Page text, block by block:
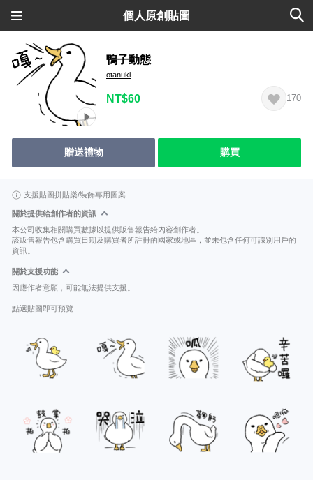
個人原創貼圖
鴨子動態
otanuki
NT$60 170
贈送禮物 購買
支援貼圖拼貼樂/裝飾專用圖案
關於提供給創作者的資訊
本公司收集相關購買數據以提供販售報告給內容創作者。
該販售報告包含購買日期及購買者所註冊的國家或地區，並未包含任何可識別用戶的
資訊。
關於支援功能
因應作者意願，可能無法提供支援。
點選貼圖即可預覽